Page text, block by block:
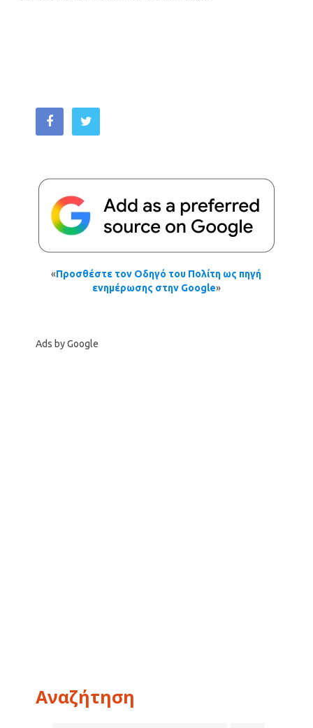
«Προσθέστε τον Οδηγό του Πολίτη ως πηγή
ενημέρωσης στην Google»
Ads by Google
Αναζήτηση